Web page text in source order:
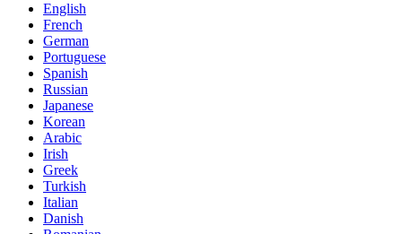
English
French
German
Portuguese
Spanish
Russian
Japanese
Korean
Arabic
Irish
Greek
Turkish
Italian
Danish